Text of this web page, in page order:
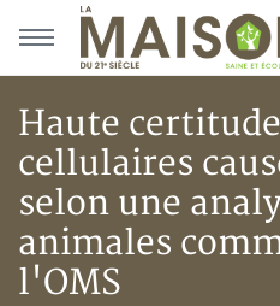
Aller au menu principal
Aller au contenu principal
Haute
cellulaires
selon une
animales
l'OMS